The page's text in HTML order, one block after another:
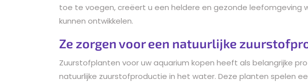
toe te voegen, creëert u een heldere en gezonde leefomgeving
kunnen ontwikkelen.
Ze zorgen voor een natuurlijke
Zuurstofplanten voor uw aquarium kopen heeft als belangrijke
natuurlijke zuurstofproductie in het water. Deze planten spelen